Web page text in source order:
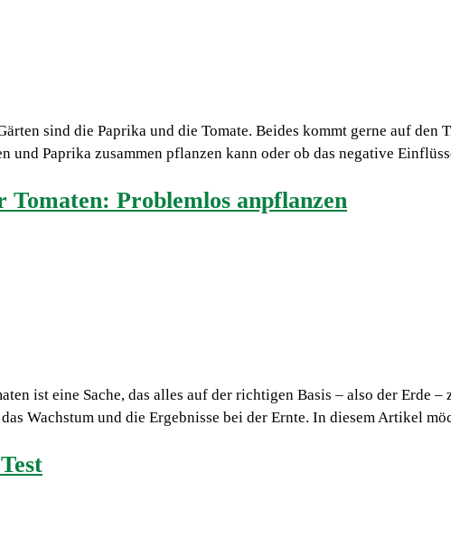
sind die Paprika und die Tomate. Beides kommt gerne auf den
und Paprika zusammen pflanzen kann oder ob das negative
Problemlos anpflanzen
ist eine Sache, das alles auf der richtigen Basis – also der Erde
Wachstum und die Ergebnisse bei der Ernte. In diesem Artikel